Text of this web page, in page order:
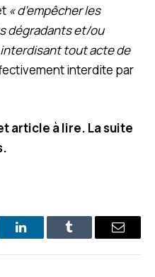
« d’empêcher les
dégradants et/ou
tout acte de
interdite par
article à lire. La suite
LinkedInTumblr
E-